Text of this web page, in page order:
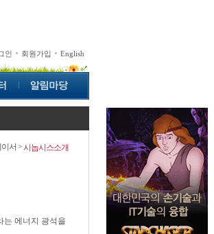
인 회원가입 English
서 >시놉시스소개
는 에너지 광석을